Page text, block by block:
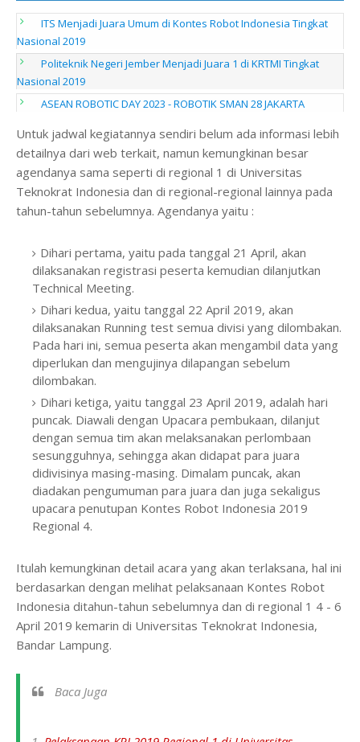
ITS Menjadi Juara Umum di Kontes Robot Indonesia Tingkat
Nasional 2019
Politeknik Negeri Jember Menjadi Juara 1 di KRTMI Tingkat
Nasional 2019
ASEAN ROBOTIC DAY 2023 - ROBOTIK SMAN 28 JAKARTA
Untuk jadwal kegiatannya sendiri belum ada informasi lebih
detailnya dari web terkait, namun kemungkinan besar
agendanya sama seperti di regional 1 di Universitas
Teknokrat Indonesia dan di regional-regional lainnya pada
tahun-tahun sebelumnya. Agendanya yaitu :
Dihari pertama, yaitu pada tanggal 21 April, akan
dilaksanakan registrasi peserta kemudian dilanjutkan
Technical Meeting.
Dihari kedua, yaitu tanggal 22 April 2019, akan
dilaksanakan Running test semua divisi yang dilombakan.
Pada hari ini, semua peserta akan mengambil data yang
diperlukan dan mengujinya dilapangan sebelum
dilombakan.
Dihari ketiga, yaitu tanggal 23 April 2019, adalah hari
puncak. Diawali dengan Upacara pembukaan, dilanjut
dengan semua tim akan melaksanakan perlombaan
sesungguhnya, sehingga akan didapat para juara
didivisinya masing-masing. Dimalam puncak, akan
diadakan pengumuman para juara dan juga sekaligus
upacara penutupan Kontes Robot Indonesia 2019
Regional 4.
Itulah kemungkinan detail acara yang akan terlaksana, hal ini
berdasarkan dengan melihat pelaksanaan Kontes Robot
Indonesia ditahun-tahun sebelumnya dan di regional 1 4 - 6
April 2019 kemarin di Universitas Teknokrat Indonesia,
Bandar Lampung.
Baca Juga